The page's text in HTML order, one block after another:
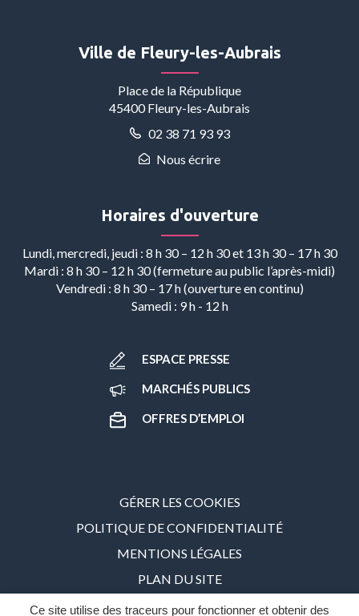
Ce site utilise des traceurs pour fonctionner et obtenir des
FacebookInstagram
LinkedinYoutubeWhatsapp
Ville de Fleury-les-Aubrais
Place de la République
45400 Fleury-les-Aubrais
02 38 71 93 93
Nous écrire
Horaires d'ouverture
Lundi, mercredi, jeudi : 8 h 30 – 12 h 30 et 13 h 30 – 17 h 30
Mardi : 8 h 30 – 12 h 30 (fermeture au public l’après-midi)
Vendredi : 8 h 30 – 17 h (ouverture en continu)
Samedi : 9 h - 12 h
ESPACE PRESSE
MARCHÉS PUBLICS
OFFRES D’EMPLOI
GÉRER LES COOKIES
POLITIQUE DE CONFIDENTIALITÉ
MENTIONS LÉGALES
PLAN DU SITE
ACCESSIBILITÉ : PARTIELLEMENT CONFORME – 86%